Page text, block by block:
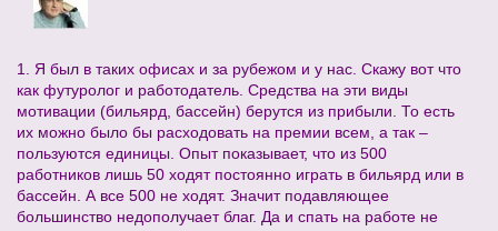
1. Я был в таких офисах и за рубежом и у нас. Скажу вот что
как футуролог и работодатель. Средства на эти виды
мотивации (бильярд, бассейн) берутся из прибыли. То есть
их можно было бы расходовать на премии всем, а так –
пользуются единицы. Опыт показывает, что из 500
работников лишь 50 ходят постоянно играть в бильярд или в
бассейн. А все 500 не ходят. Значит подавляющее
большинство недополучает благ. Да и спать на работе не